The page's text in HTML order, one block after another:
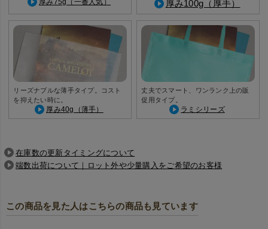
厚み75g（一番人気） 厚み100g（厚手）
リーズナブルな薄手タイプ。コスト
を抑えたい時に。
厚み40g（薄手）
丈夫でスマート、ワンランク上の販
促用タイプ。
ラミシリーズ
在庫数の更新タイミングについて
端数出荷について｜ロット外や少量購入をご希望のお客様
この商品を見た人はこちらの商品も見ています